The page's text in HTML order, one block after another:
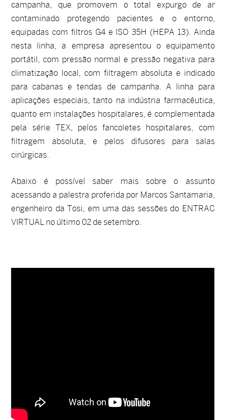
campanha, que promovem o total expurgo de ar
contaminado protegendo pacientes e o entorno,
equipadas com filtros G4 e ISO 35H (HEPA 13). Ainda
nesta linha, a empresa apresentou o equipamento
portátil, com pressão normal e pressão negativa para
climatização local, com filtragem absoluta e indicado
para cabanas e tendas de campanha. A linha para
aplicações especiais, tanto na indústria farmacêutica,
quanto em instalações hospitalares, é complementada
pela série TEX, pelos fancoletes hospitalares, com
filtragem absoluta, e pelos difusores para salas
cirúrgicas.
Abaixo é possível saber mais sobre o assunto
acessando a palestra proferida por Marcos Santamaria,
engenheiro da Tosi, em uma das sessões do ENTRAC
VIRTUAL no último 02 de setembro.